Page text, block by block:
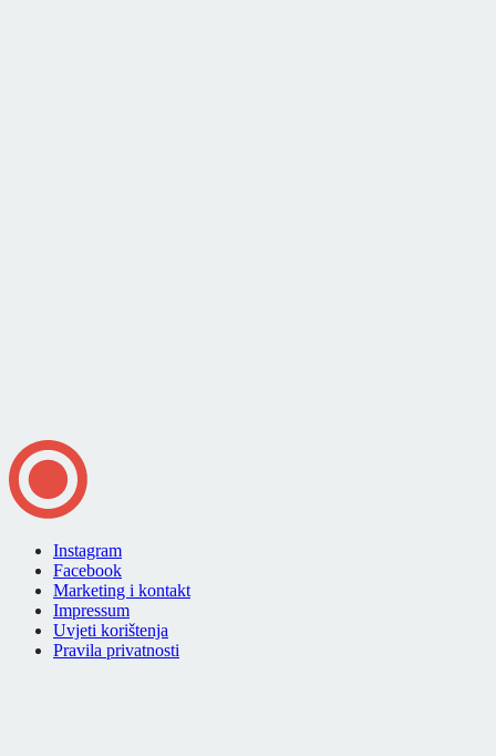
Instagram
Facebook
Marketing i kontakt
Impressum
Uvjeti korištenja
Pravila privatnosti